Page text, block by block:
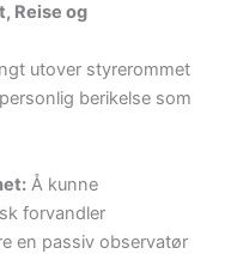
Reise og
utover styrerommet
berikelse som
Å kunne
forvandler
en passiv observatør